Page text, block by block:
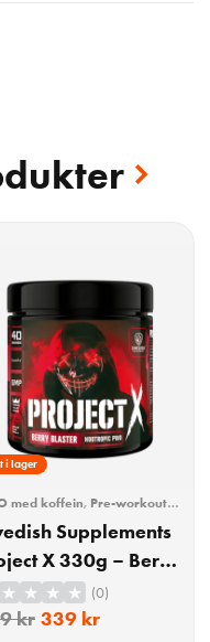
Rabatt
i lager
med koffein, Pre-workout
,TräningSupplements
X 330g – Berry
(0)
kr 339 kr